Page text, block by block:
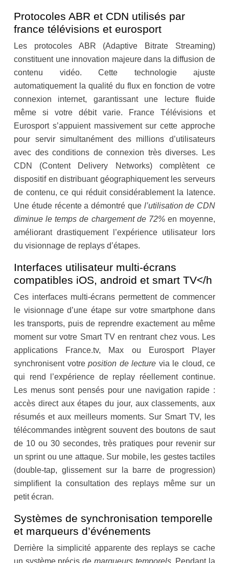
Protocoles ABR et CDN utilisés par
france télévisions et eurosport
Les protocoles ABR (Adaptive Bitrate Streaming)
constituent une innovation majeure dans la diffusion de
contenu vidéo. Cette technologie ajuste
automatiquement la qualité du flux en fonction de votre
connexion internet, garantissant une lecture fluide
même si votre débit varie. France Télévisions et
Eurosport s’appuient massivement sur cette approche
pour servir simultanément des millions d’utilisateurs
avec des conditions de connexion très diverses. Les
CDN (Content Delivery Networks) complètent ce
dispositif en distribuant géographiquement les serveurs
de contenu, ce qui réduit considérablement la latence.
Une étude récente a démontré que l’utilisation de CDN
diminue le temps de chargement de 72%en moyenne,
améliorant drastiquement l’expérience utilisateur lors
du visionnage de replays d’étapes.
Interfaces utilisateur multi-écrans
compatibles iOS, android et smart TV</h
Ces interfaces multi-écrans permettent de commencer
le visionnage d’une étape sur votre smartphone dans
les transports, puis de reprendre exactement au même
moment sur votre Smart TV en rentrant chez vous. Les
applications France.tv, Max ou Eurosport Player
synchronisent votre position de lecture via le cloud, ce
qui rend l’expérience de replay réellement continue.
Les menus sont pensés pour une navigation rapide :
accès direct aux étapes du jour, aux classements, aux
résumés et aux meilleurs moments. Sur Smart TV, les
télécommandes intègrent souvent des boutons de saut
de 10 ou 30 secondes, très pratiques pour revenir sur
un sprint ou une attaque. Sur mobile, les gestes tactiles
(double-tap, glissement sur la barre de progression)
simplifient la consultation des replays même sur un
petit écran.
Systèmes de synchronisation temporelle
et marqueurs d’événements
Derrière la simplicité apparente des replays se cache
un système précis de marqueurs temporels. Pendant la